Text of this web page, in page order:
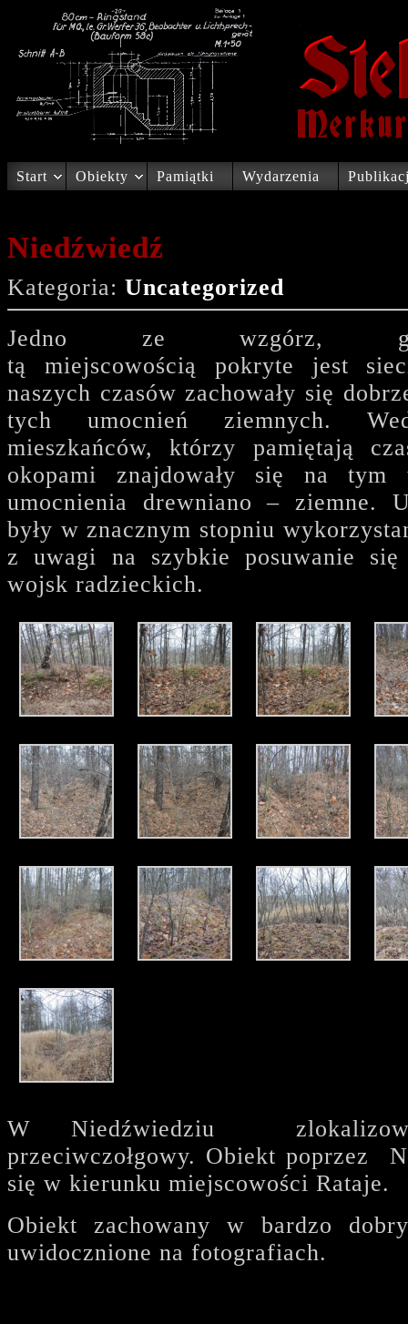
Start Obiekty Pamiątki Wydarzenia
Niedźwiedź
Kategoria: Uncategorized
Jedno ze wzgórz,
tą miejscowością pokryte jest
naszych czasów zachowały się
tych umocnień ziemnych.
mieszkańców, którzy pamiętają
okopami znajdowały się na tym
umocnienia drewniano – ziemne.
były w znacznym stopniu
z uwagi na szybkie posuwanie
wojsk radzieckich.
W Niedźwiedziu
przeciwczołgowy. Obiekt poprzez
się w kierunku miejscowości Rataje.
Obiekt zachowany w bardzo
uwidocznione na fotografiach.